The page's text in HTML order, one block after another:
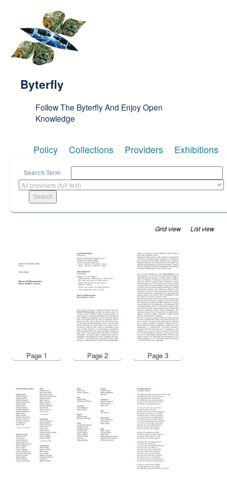
Byterfly
Follow The Byterfly And Enjoy Open
Knowledge
Policy Collections Providers Exhibitions
Search Term
Grid view List view
Page 1 Page 2 Page 3